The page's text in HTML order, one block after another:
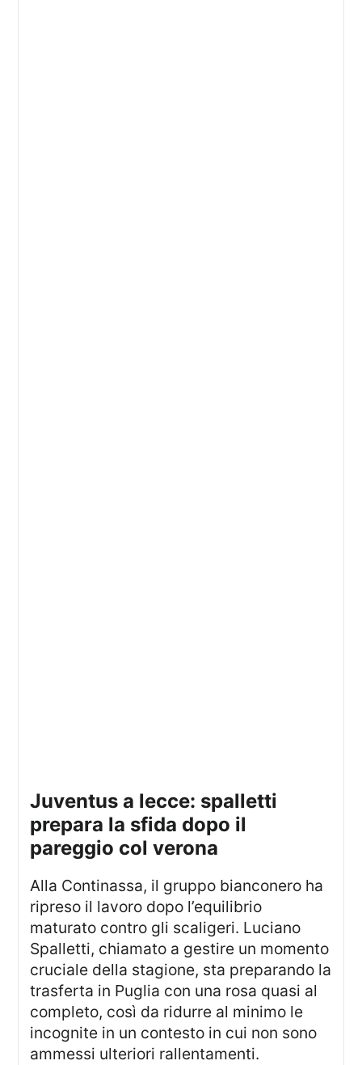
juventus a lecce: spalletti
prepara la sfida dopo il
pareggio col verona
Alla Continassa, il gruppo bianconero ha
ripreso il lavoro dopo l’equilibrio
maturato contro gli scaligeri. Luciano
Spalletti, chiamato a gestire un momento
cruciale della stagione, sta preparando la
trasferta in Puglia con una rosa quasi al
completo, così da ridurre al minimo le
incognite in un contesto in cui non sono
ammessi ulteriori rallentamenti.